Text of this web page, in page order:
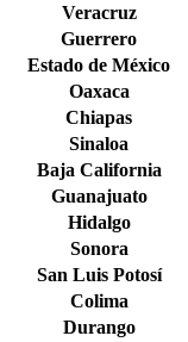
Veracruz
Guerrero
Estado de México
Oaxaca
Chiapas
Sinaloa
Baja California
Guanajuato
Hidalgo
Sonora
San Luis Potosí
Colima
Durango